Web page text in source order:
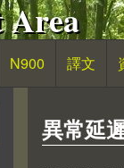
Area
N900 譯文
異常延